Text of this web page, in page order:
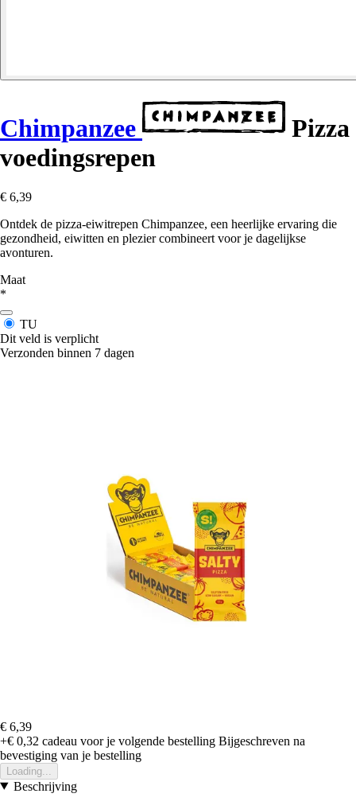
Chimpanzee
Pizza
voedingsrepen
€ 6,39
Ontdek de pizza-eiwitrepen Chimpanzee, een heerlijke ervaring die
gezondheid, eiwitten en plezier combineert voor je dagelijkse
avonturen.
Maat
*
TU
Dit veld is verplicht
Verzonden binnen 7 dagen
€ 6,39
+€ 0,32 cadeau voor je volgende bestelling Bijgeschreven na
bevestiging van je bestelling
Loading...
Beschrijving